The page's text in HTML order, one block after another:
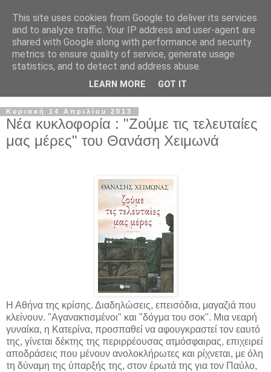
Κυριακή 14 Απριλίου 2013
Νέα κυκλοφορία : "Ζούμε τις τελευταίες
μας μέρες" του Θανάση Χειμωνά
Η Αθήνα της κρίσης. Διαδηλώσεις, επεισόδια, μαγαζιά που
κλείνουν. "Αγανακτισμένοι" και "δόγμα του σοκ". Μια νεαρή
γυναίκα, η Κατερίνα, προσπαθεί να αφουγκραστεί τον εαυτό
της, γίνεται δέκτης της περιρρέουσας ατμόσφαιρας, επιχειρεί
αποδράσεις που μένουν ανολοκλήρωτες και ρίχνεται, με όλη
τη δύναμη της ύπαρξής της, στον έρωτά της για τον Παύλο,
This site uses cookies from Google to deliver its services
and to analyze traffic. Your IP address and user-agent are
shared with Google along with performance and security
metrics to ensure quality of service, generate usage
statistics, and to detect and address abuse.
LEARN MORE GOT IT